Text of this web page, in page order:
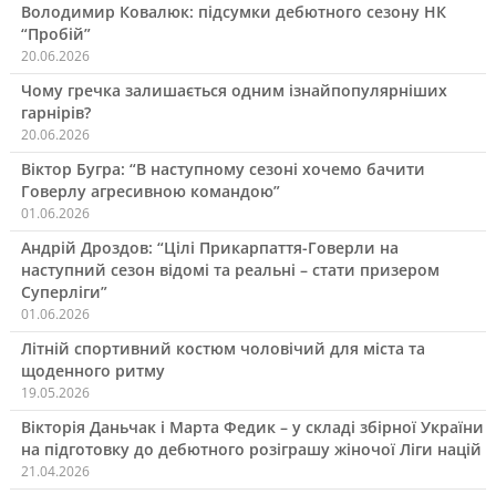
Володимир Ковалюк: підсумки дебютного сезону НК
“Пробій”
20.06.2026
Чому гречка залишається одним ізнайпопулярніших
гарнірів?
20.06.2026
Віктор Бугра: “В наступному сезоні хочемо бачити
Говерлу агресивною командою”
01.06.2026
Андрій Дроздов: “Цілі Прикарпаття-Говерли на
наступний сезон відомі та реальні – стати призером
Суперліги”
01.06.2026
Літній спортивний костюм чоловічий для міста та
щоденного ритму
19.05.2026
Вікторія Даньчак і Марта Федик – у складі збірної України
на підготовку до дебютного розіграшу жіночої Ліги націй
21.04.2026